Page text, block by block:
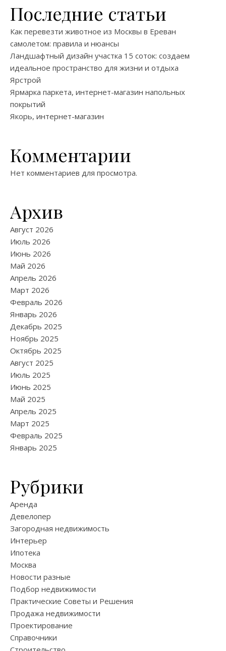
Последние статьи
Как перевезти животное из Москвы в Ереван
самолетом: правила и нюансы
Ландшафтный дизайн участка 15 соток: создаем
идеальное пространство для жизни и отдыха
Ярстрой
Ярмарка паркета, интернет-магазин напольных
покрытий
Якорь, интернет-магазин
Комментарии
Нет комментариев для просмотра.
Архив
Август 2026
Июль 2026
Июнь 2026
Май 2026
Апрель 2026
Март 2026
Февраль 2026
Январь 2026
Декабрь 2025
Ноябрь 2025
Октябрь 2025
Август 2025
Июль 2025
Июнь 2025
Май 2025
Апрель 2025
Март 2025
Февраль 2025
Январь 2025
Рубрики
Аренда
Девелопер
Загородная недвижимость
Интерьер
Ипотека
Москва
Новости разные
Подбор недвижимости
Практические Советы и Решения
Продажа недвижимости
Проектирование
Справочники